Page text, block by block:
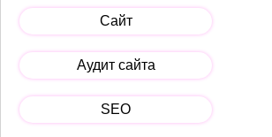
Сайт
Аудит сайта
SEO